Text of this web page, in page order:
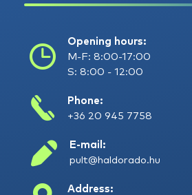
Opening hours:
M-F: 8:00-17:00
S: 8:00 - 12:00
Phone:
+36 20 945 7758
E-mail:
pult@haldorado.hu
Address: